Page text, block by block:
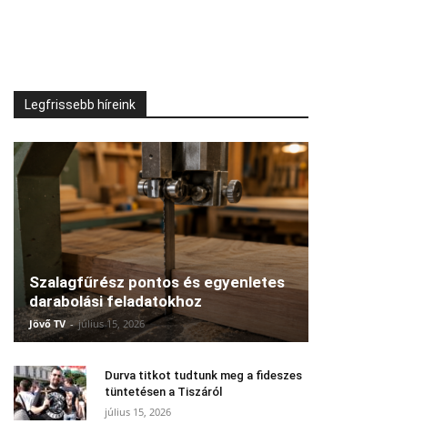
Legfrissebb híreink
Szalagfűrész pontos és egyenletes
darabolási feladatokhoz
Jövő TV - július 15, 2026
Durva titkot tudtunk meg a fideszes
tüntetésen a Tiszáról
július 15, 2026